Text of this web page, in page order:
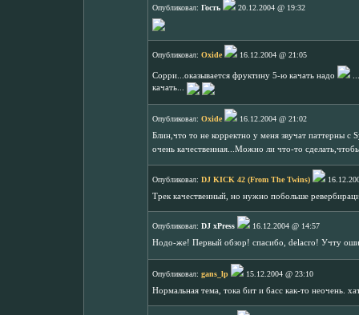
Опубликовал: Гость 20.12.2004 @ 19:32
Опубликовал: Oxide 16.12.2004 @ 21:05
Сорри...оказывается фруктину 5-ю качать надо
качать...
Опубликовал: Oxide
16.12.2004 @ 21:02
Блин,что то не корректно у меня звучат паттерны с
очень качественная...Можно ли что-то
Опубликовал: DJ KICK 42 (From The Twins)
Трек качественный, но нужно побольше
Опубликовал: DJ xPress
16.12.2004 @ 14:57
Нодо-же! Первый обзор! спасибо, delacro! Учту
Опубликовал: gans_lp
15.12.2004 @ 23:10
Нормальная тема, тока бит и басс как-то неочень.